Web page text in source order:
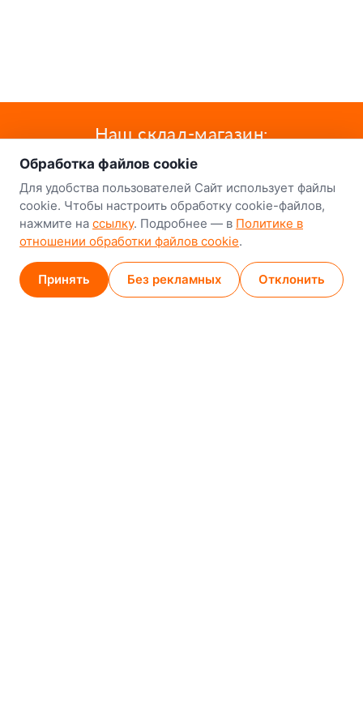
Наш склад-магазин:
Минск
8-й Путепроводный переулок, 5
GPS53.924752, 27.489820
Обработка файлов cookie
Для удобства пользователей Сайт использует файлы
cookie. Чтобы настроить обработку cookie-файлов,
нажмите на ссылку. Подробнее — в Политике в
отношении обработки файлов cookie.
Принять Без рекламных Отклонить